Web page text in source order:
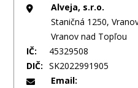
Alveja, s.r.o.
Staničná 1250,
Vranov nad Topľou
IČ:
45329508
DIČ:
SK2022991905
Email: